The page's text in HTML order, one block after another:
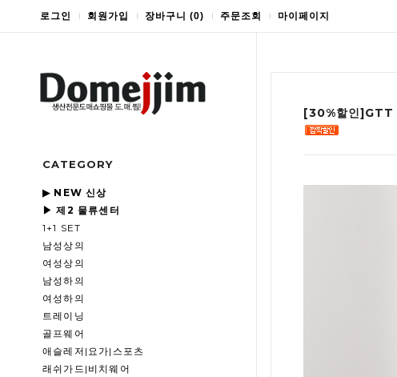
로그인 회원가입 장바구니 (0) 주문조회 마이페이지
CATEGORY
▶ NEW 신상
▶ 제2 물류센터
1+1 SET
남성상의
여성상의
남성하의
여성하의
트레이닝
골프웨어
애슬레저|요가|스포츠
래쉬가드|비치웨어
[30%할인]GTT